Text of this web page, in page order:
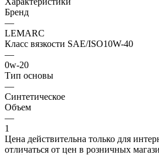
Бренд
—
LEMARC
Класс вязкости SAE/ISO10W-40
—
0w-20
Тип основы
—
Синтетическое
Объем
—
1
Цена действительна только для
отличаться от цен в розничных